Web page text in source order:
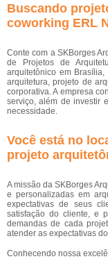
Buscando
coworking ERL
Conte com a SKBorges
de Projetos de
arquitetônico em
arquitetura, projeto de
corporativa. A empresa
serviço, além de investir
necessidade.
Você está no
projeto
A missão da SKBorges
e personalizadas em
expectativas de seus
satisfação do cliente, e
demandas de cada
atender as expectativas
Conhecendo nossa